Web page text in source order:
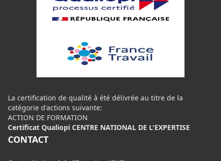
La certification de qualité à été délivrée au titre de la
catégorie d'actions suivante:
ACTION DE FORMATION
Certificat Qualiopi CENTRE NATIONAL DE L'EXPERTISE
CONTACT